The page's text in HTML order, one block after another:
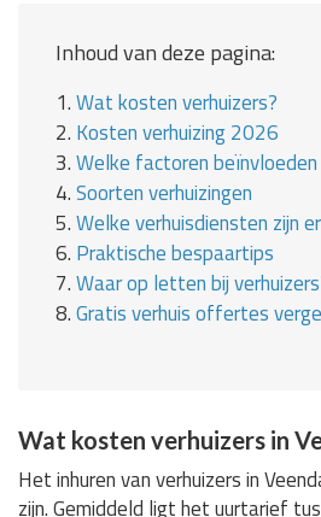
Inhoud van deze pagina:
1.Wat kosten verhuizers?
2. Kosten verhuizing 2026
3.Welke factoren
4.Soorten verhuizingen
5.Welke verhuisdiensten zijn
6. Praktische bespaartips
7.Waar op letten bij
8.Gratis verhuis offertes
Wat kosten verhuizers in
Het inhuren van verhuizers in
zijn. Gemiddeld ligt het uurtarief